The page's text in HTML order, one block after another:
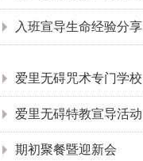
入班宣导生命经验分享
爱里无碍咒术专门学校
爱里无碍特教宣导活动
期初聚餐暨迎新会